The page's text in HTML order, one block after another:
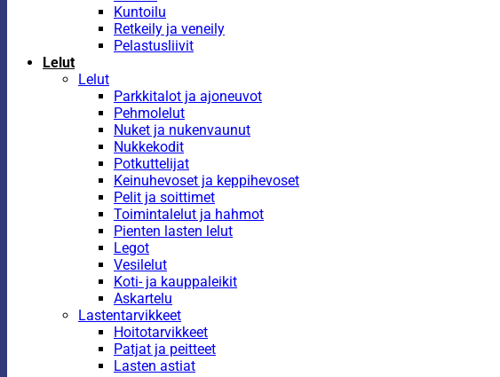
Kuntoilu
Retkeily ja veneily
Pelastusliivit
Lelut
Lelut
Parkkitalot ja ajoneuvot
Pehmolelut
Nuket ja nukenvaunut
Nukkekodit
Potkuttelijat
Keinuhevoset ja keppihevoset
Pelit ja soittimet
Toimintalelut ja hahmot
Pienten lasten lelut
Legot
Vesilelut
Koti- ja kauppaleikit
Askartelu
Lastentarvikkeet
Hoitotarvikkeet
Patjat ja peitteet
Lasten astiat